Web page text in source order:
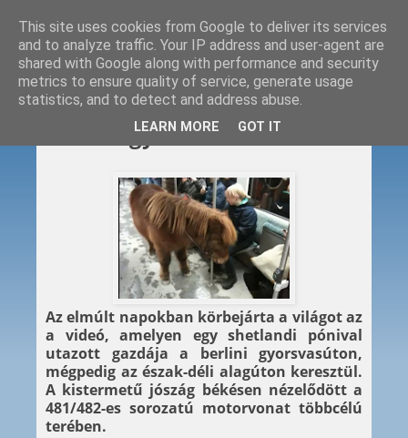
2012. 12. 17.
Lóval a gyorsvasúton
Az elmúlt napokban körbejárta a világot az
a videó, amelyen egy shetlandi pónival
utazott gazdája a berlini gyorsvasúton,
mégpedig az észak-déli alagúton keresztül.
A kistermetű jószág békésen nézelődött a
481/482-es sorozatú motorvonat többcélú
terében.
This site uses cookies from Google to deliver its services
and to analyze traffic. Your IP address and user-agent are
shared with Google along with performance and security
metrics to ensure quality of service, generate usage
statistics, and to detect and address abuse.
LEARN MORE GOT IT